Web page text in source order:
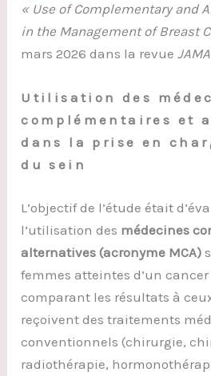
« Use of Complementary and
in the Management of Breast
mars 2026 dans la revue
Utilisation des
complémentaires et
dans la prise en
du sein
L’objectif de l’étude était
l’utilisation des médecines
alternatives (acronyme MCA)
femmes atteintes d’un
comparant les résultats à
reçoivent des traitements
conventionnels (chirurgie,
radiothérapie,